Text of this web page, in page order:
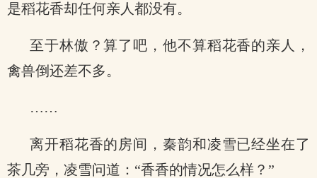
是稻花香却任何亲人都没有。
至于林傲？算了吧，他不算稻花香的亲人，
禽兽倒还差不多。
……
离开稻花香的房间，秦韵和凌雪已经坐在了
茶几旁，凌雪问道：“香香的情况怎么样？”